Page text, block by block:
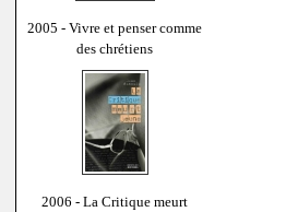
2005 - Vivre et penser comme
des chrétiens
2006 - La Critique meurt